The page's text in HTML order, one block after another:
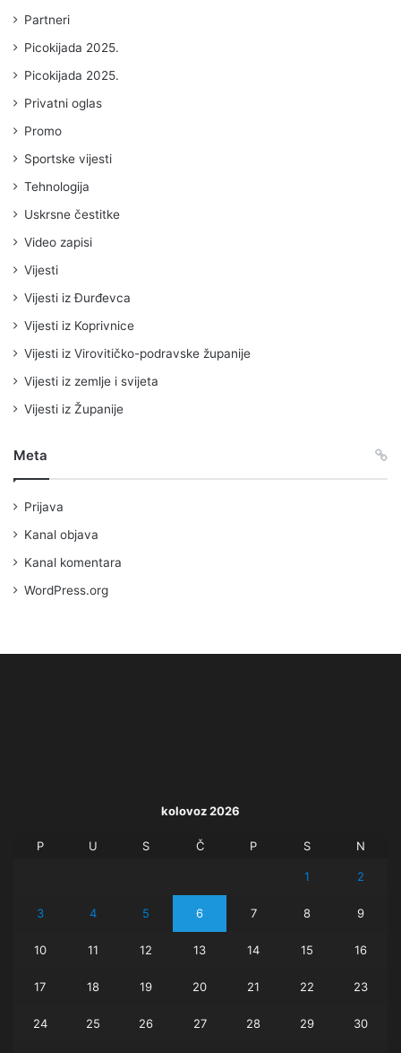
Partneri
Picokijada 2025.
Picokijada 2025.
Privatni oglas
Promo
Sportske vijesti
Tehnologija
Uskrsne čestitke
Video zapisi
Vijesti
Vijesti iz Đurđevca
Vijesti iz Koprivnice
Vijesti iz Virovitičko-podravske županije
Vijesti iz zemlje i svijeta
Vijesti iz Županije
Meta
Prijava
Kanal objava
Kanal komentara
WordPress.org
kolovoz 2026
P U S Č P S N
1 2
3 4 5 6 7 8 9
10 11 12 13 14 15 16
17 18 19 20 21 22 23
24 25 26 27 28 29 30